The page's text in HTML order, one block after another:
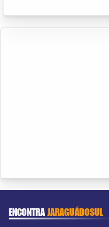
ENCONTRAJARAGUÁDOSUL